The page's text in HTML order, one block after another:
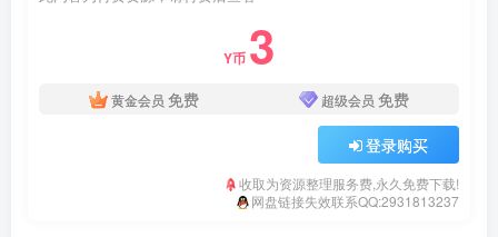
Y币 3
黄金会员 免费 超级会员 免费
登录购买
收取为资源整理服务费,永久免费下载!
网盘链接失效联系QQ:2931813237